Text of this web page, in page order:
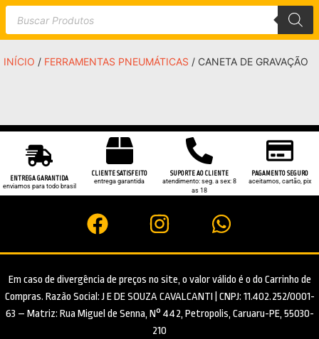
INÍCIO / FERRAMENTAS PNEUMÁTICAS / CANETA DE GRAVAÇÃO
ENTREGA GARANTIDA
enviamos para todo brasil
CLIENTE SATISFEITO
entrega garantida
SUPORTE AO CLIENTE
atendimento: seg. a sex: 8
as 18
PAGAMENTO SEGURO
aceitamos, cartão, pix
Em caso de divergência de preços no site, o valor válido é o do Carrinho de
Compras. Razão Social: J E DE SOUZA CAVALCANTI | CNPJ: 11.402.252/0001-
63 – Matriz: Rua Miguel de Senna, N° 442, Petropolis, Caruaru-PE, 55030-
210